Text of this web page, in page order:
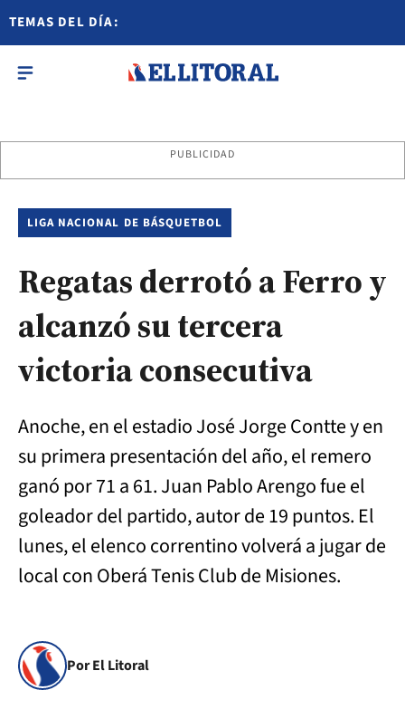
TEMAS DEL DÍA:
PUBLICIDAD
LIGA NACIONAL DE BÁSQUETBOL
Regatas derrotó a Ferro y
alcanzó su tercera
victoria consecutiva
Anoche, en el estadio José Jorge Contte y en
su primera presentación del año, el remero
ganó por 71 a 61. Juan Pablo Arengo fue el
goleador del partido, autor de 19 puntos. El
lunes, el elenco correntino volverá a jugar de
local con Oberá Tenis Club de Misiones.
Por El Litoral